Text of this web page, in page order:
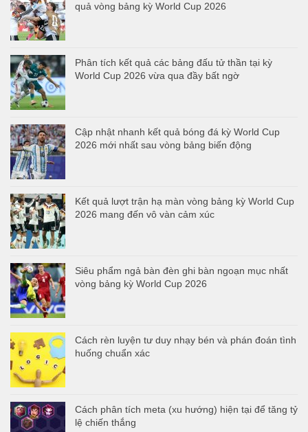
quả vòng bảng kỳ World Cup 2026
Phân tích kết quả các bảng đấu tử thần tại kỳ
World Cup 2026 vừa qua đầy bất ngờ
Cập nhật nhanh kết quả bóng đá kỳ World Cup
2026 mới nhất sau vòng bảng biến động
Kết quả lượt trận hạ màn vòng bảng kỳ World Cup
2026 mang đến vô vàn cảm xúc
Siêu phẩm ngả bàn đèn ghi bàn ngoạn mục nhất
vòng bảng kỳ World Cup 2026
Cách rèn luyện tư duy nhạy bén và phán đoán tình
huống chuẩn xác
Cách phân tích meta (xu hướng) hiện tại để tăng tỷ
lệ chiến thắng